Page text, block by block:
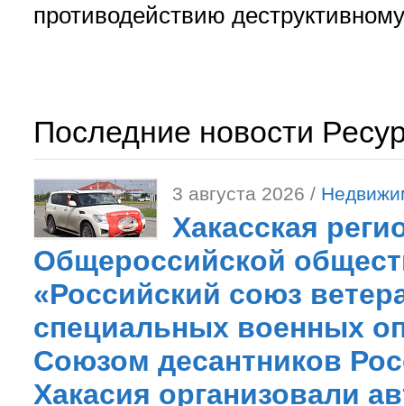
противодействию
Последние новости
3 августа 2026 /
Хакасская
Общероссийской
«Российский союз
специальных военных
Союзом десантников
Хакасия организовали